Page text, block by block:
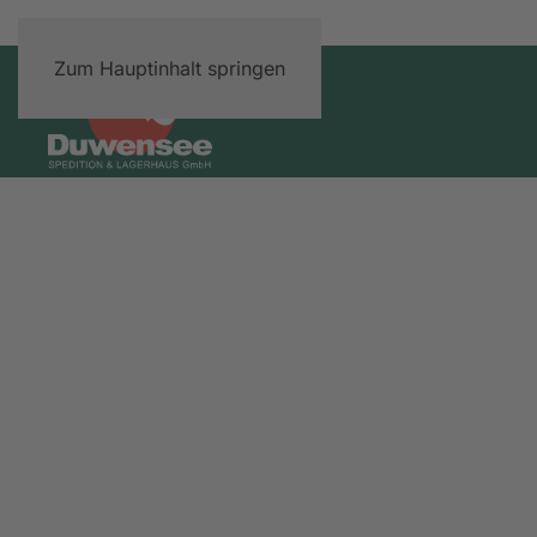
Zum Hauptinhalt springen